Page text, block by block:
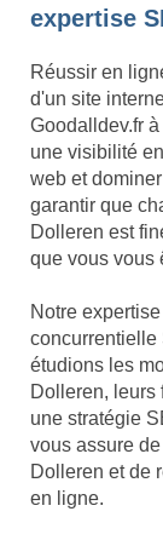
expertise
Réussir en
d'un site
Goodalldev.fr
une visibilité
web et
garantir que
Dolleren est
que vous vous
Notre
concurrentielle
étudions les
Dolleren, leurs
une stratégie
vous assure
Dolleren et de
en ligne.